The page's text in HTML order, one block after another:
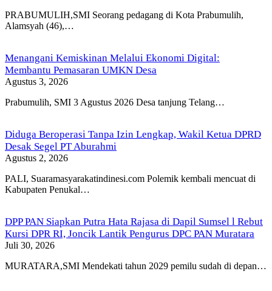
PRABUMULIH,SMI Seorang pedagang di Kota Prabumulih,
Alamsyah (46),…
Menangani Kemiskinan Melalui Ekonomi Digital:
Membantu Pemasaran UMKN Desa
Agustus 3, 2026
Prabumulih, SMI 3 Agustus 2026 Desa tanjung Telang…
Diduga Beroperasi Tanpa Izin Lengkap, Wakil Ketua DPRD
Desak Segel PT Aburahmi
Agustus 2, 2026
PALI, Suaramasyarakatindinesi.com Polemik kembali mencuat di
Kabupaten Penukal…
DPP PAN Siapkan Putra Hata Rajasa di Dapil Sumsel l Rebut
Kursi DPR RI, Joncik Lantik Pengurus DPC PAN Muratara
Juli 30, 2026
MURATARA,SMI Mendekati tahun 2029 pemilu sudah di depan…